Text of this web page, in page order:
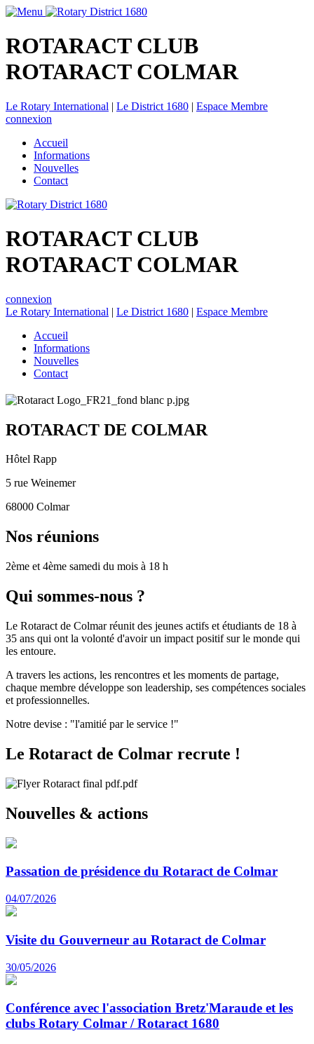
ROTARACT CLUB
ROTARACT COLMAR
Le Rotary International | Le District 1680 | Espace Membre
connexion
Accueil
Informations
Nouvelles
Contact
ROTARACT CLUB
ROTARACT COLMAR
connexion
Le Rotary International | Le District 1680 | Espace Membre
Accueil
Informations
Nouvelles
Contact
ROTARACT DE COLMAR
Hôtel Rapp
5 rue Weinemer
68000 Colmar
Nos réunions
2ème et 4ème samedi du mois à 18 h
Qui sommes-nous ?
Le Rotaract de Colmar réunit des jeunes actifs et étudiants de 18 à
35 ans qui ont la volonté d'avoir un impact positif sur le monde qui
les entoure.
A travers les actions, les rencontres et les moments de partage,
chaque membre développe son leadership, ses compétences sociales
et professionnelles.
Notre devise : "l'amitié par le service !"
Le Rotaract de Colmar recrute !
Nouvelles & actions
Passation de présidence du Rotaract de Colmar
04/07/2026
Visite du Gouverneur au Rotaract de Colmar
30/05/2026
Conférence avec l'association Bretz'Maraude et les
clubs Rotary Colmar / Rotaract 1680